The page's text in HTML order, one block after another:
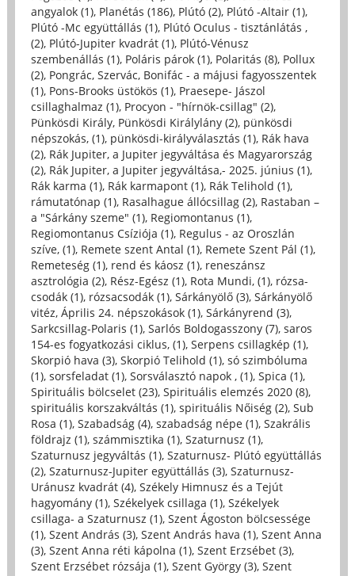
angyalok (1), Planétás (186), Plútó (2), Plútó -Altair (1),
Plútó -Mc együttállás (1), Plútó Oculus - tisztánlátás ,
(2), Plútó-Jupiter kvadrát (1), Plútó-Vénusz
szembenállás (1), Poláris párok (1), Polaritás (8), Pollux
(2), Pongrác, Szervác, Bonifác - a májusi fagyosszentek
(1), Pons-Brooks üstökös (1), Praesepe- Jászol
csillaghalmaz (1), Procyon - "hírnök-csillag" (2),
Pünkösdi Király, Pünkösdi Királylány (2), pünkösdi
népszokás, (1), pünkösdi-királyválasztás (1), Rák hava
(2), Rák Jupiter, a Jupiter jegyváltása és Magyarország
(2), Rák Jupiter, a Jupiter jegyváltása,- 2025. június (1),
Rák karma (1), Rák karmapont (1), Rák Telihold (1),
rámutatónap (1), Rasalhague állócsillag (2), Rastaban –
a "Sárkány szeme" (1), Regiomontanus (1),
Regiomontanus Csíziója (1), Regulus - az Oroszlán
szíve, (1), Remete szent Antal (1), Remete Szent Pál (1),
Remeteség (1), rend és káosz (1), reneszánsz
asztrológia (2), Rész-Egész (1), Rota Mundi, (1), rózsa-
csodák (1), rózsacsodák (1), Sárkányölő (3), Sárkányölő
vitéz, Április 24. népszokások (1), Sárkányrend (3),
Sarkcsillag-Polaris (1), Sarlós Boldogasszony (7), saros
154-es fogyatkozási ciklus, (1), Serpens csillagkép (1),
Skorpió hava (3), Skorpió Telihold (1), só szimbóluma
(1), sorsfeladat (1), Sorsválasztó napok , (1), Spica (1),
Spirituális bölcselet (23), Spirituális elemzés 2020 (8),
spirituális korszakváltás (1), spirituális Nőiség (2), Sub
Rosa (1), Szabadság (4), szabadság népe (1), Szakrális
földrajz (1), számmisztika (1), Szaturnusz (1),
Szaturnusz jegyváltás (1), Szaturnusz- Plútó együttállás
(2), Szaturnusz-Jupiter együttállás (3), Szaturnusz-
Uránusz kvadrát (4), Székely Himnusz és a Tejút
hagyomány (1), Székelyek csillaga (1), Székelyek
csillaga- a Szaturnusz (1), Szent Ágoston bölcsessége
(1), Szent András (3), Szent András hava (1), Szent Anna
(3), Szent Anna réti kápolna (1), Szent Erzsébet (3),
Szent Erzsébet rózsája (1), Szent György (3), Szent